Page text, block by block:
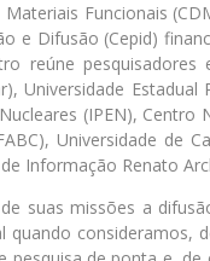
Funcionais
e Difusão (Cepid)
reúne
Universidade
(IPEN),
Universidade de
Informação Renato
suas missões a
quando consideramos,